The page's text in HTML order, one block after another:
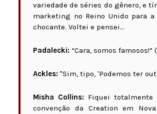
variedade de séries do gênero, e
marketing no Reino Unido para
chocante. Voltei e pensei...
Padalecki: “Cara, somos famosos!”
Ackles: "Sim, tipo, 'Podemos ter
Misha Collins:Fiquei totalmente
convenção da Creation em